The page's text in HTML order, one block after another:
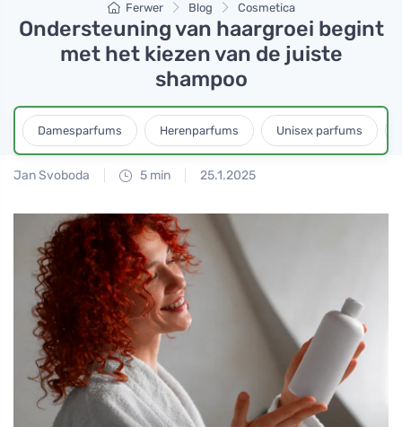
Ferwer Blog Cosmetica
Ondersteuning van haargroei begint
met het kiezen van de juiste
shampoo
Damesparfums Herenparfums Unisex parfums
Jan Svoboda 5 min 25.1.2025